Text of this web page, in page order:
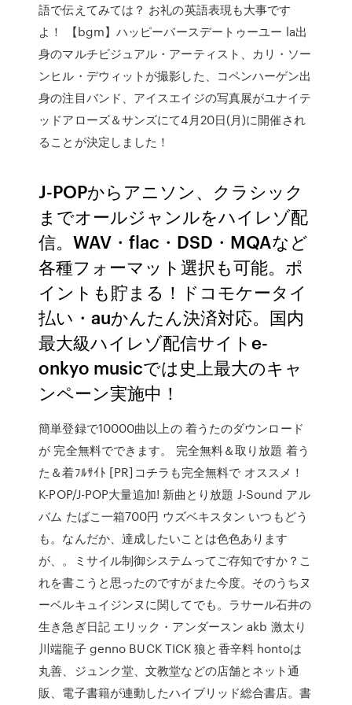
語で伝えてみては？ お礼の英語表現も大事です
よ！ 【bgm】ハッピーバースデートゥーユー la出
身のマルチビジュアル・アーティスト、カリ・ソー
ンヒル・デウィットが撮影した、コペンハーゲン出
身の注目バンド、アイスエイジの写真展がユナイテ
ッドアローズ＆サンズにて4月20日(月)に開催され
ることが決定しました！
J-POPからアニソン、クラシック
までオールジャンルをハイレゾ配
信。WAV・flac・DSD・MQAなど
各種フォーマット選択も可能。ポ
イントも貯まる！ドコモケータイ
払い・auかんたん決済対応。国内
最大級ハイレゾ配信サイトe-
onkyo musicでは史上最大のキャ
ンペーン実施中！
簡単登録で10000曲以上の 着うたのダウンロード
が 完全無料でできます。 完全無料＆取り放題 着う
た＆着ﾌﾙｻｲﾄ [PR]コチラも完全無料で オススメ！
K-POP/J-POP大量追加! 新曲とり放題 J-Sound アル
バム たばこ一箱700円 ウズベキスタン いつもどう
も。なんだか、達成したいことは色色あります
が、。ミサイル制御システムってご存知ですか？こ
れを書こうと思ったのですがまた今度。そのうちヌ
ーベルキュイジンヌに関してでも。ラサール石井の
生き急ぎ日記 エリック・アンダースン akb 激太り
川端龍子 genno BUCK TICK 狼と香辛料 hontoは
丸善、ジュンク堂、文教堂などの店舗とネット通
販、電子書籍が連動したハイブリッド総合書店。書